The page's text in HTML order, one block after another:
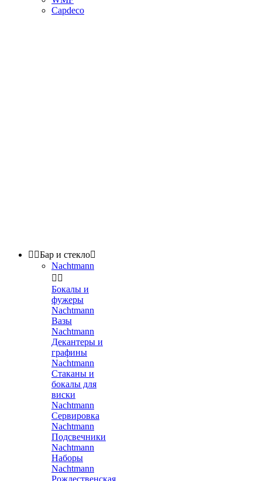
Capdeco
 Бар и стекло
Nachtmann
 
Бокалы и
фужеры
Nachtmann
Вазы
Nachtmann
Декантеры и
графины
Nachtmann
Стаканы и
бокалы для
виски
Nachtmann
Сервировка
Nachtmann
Подсвечники
Nachtmann
Наборы
Nachtmann
Рождественская